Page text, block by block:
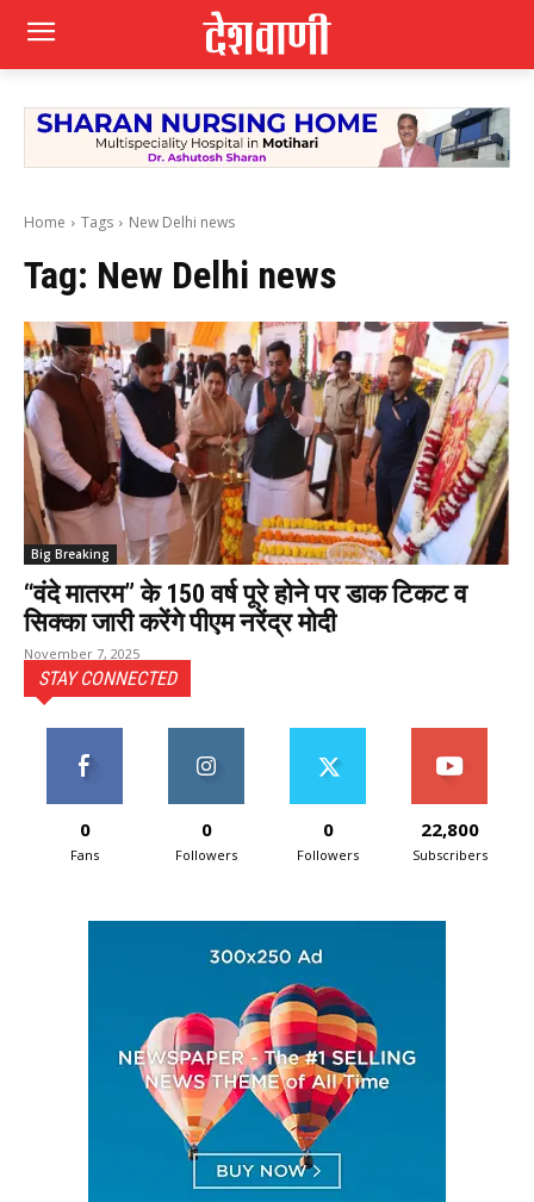
Home Tags New Delhi news
Tag: New Delhi news
Big Breaking
“वंदे मातरम” के 150 वर्ष पूरे होने पर डाक टिकट व
सिक्का जारी करेंगे पीएम नरेंद्र मोदी
November 7, 2025
STAY CONNECTED
0
Fans
0
Followers
0
Followers
22,800
Subscribers